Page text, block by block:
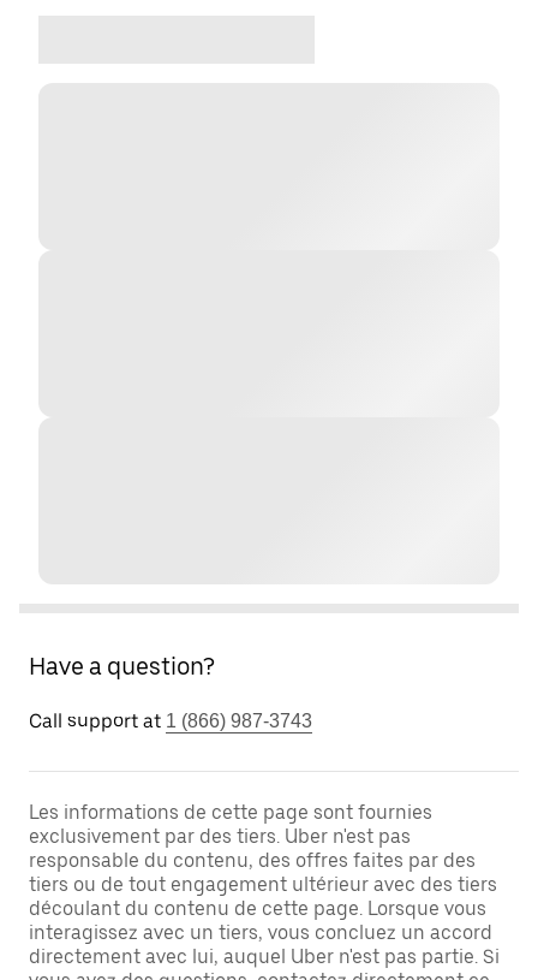
Have a question?
Call support at 1 (866) 987-3743
Les informations de cette page sont fournies
exclusivement par des tiers. Uber n'est pas
responsable du contenu, des offres faites par des
tiers ou de tout engagement ultérieur avec des tiers
découlant du contenu de cette page. Lorsque vous
interagissez avec un tiers, vous concluez un accord
directement avec lui, auquel Uber n'est pas partie. Si